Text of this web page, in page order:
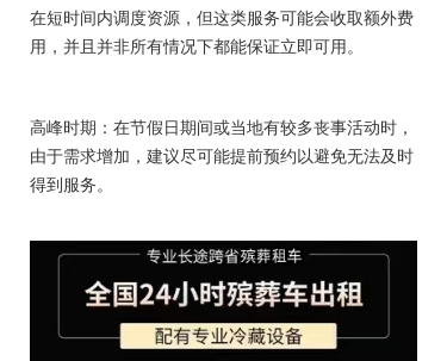
在短时间内调度资源，但这类服务可能会收取额外费
用，并且并非所有情况下都能保证立即可用。
高峰时期：在节假日期间或当地有较多丧事活动时，
由于需求增加，建议尽可能提前预约以避免无法及时
得到服务。